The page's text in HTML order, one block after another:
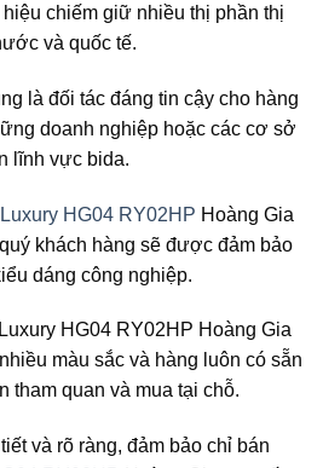
chiếm giữ nhiều thị phần thị
và quốc tế.
là đối tác đáng tin cậy cho hàng
doanh nghiệp hoặc các cơ sở
lĩnh vực bida.
HG04 RY02HP Hoàng Gia
khách hàng sẽ được đảm bảo
dáng công nghiệp.
HG04 RY02HP Hoàng Gia
màu sắc và hàng luôn có sẵn
tham quan và mua tại chỗ.
và rõ ràng, đảm bảo chỉ bán